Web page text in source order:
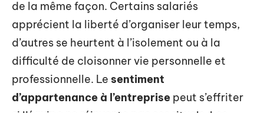
de la même façon. Certains salariés
apprécient la liberté d’organiser leur temps,
d’autres se heurtent à l’isolement ou à la
difficulté de cloisonner vie personnelle et
professionnelle. Le sentiment
d’appartenance à l’entreprise peut s’effriter